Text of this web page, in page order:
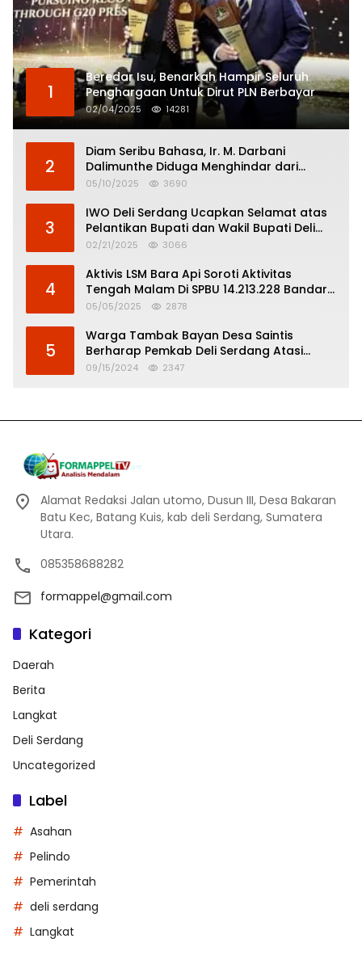
1
Beredar Isu, Benarkah Hampir Seluruh
Penghargaan Untuk Dirut PLN Berbayar
02/04/2025 14281
2
Diam Seribu Bahasa, Ir. M. Darbani
Dalimunthe Diduga Menghindar dari
Pertanggungjawaban Politik
05/10/2025 3690
3
IWO Deli Serdang Ucapkan Selamat atas
Pelantikan Bupati dan Wakil Bupati Deli
Serdang
02/21/2025 3066
4
Aktivis LSM Bara Api Soroti Aktivitas
Tengah Malam Di SPBU 14.213.228 Bandar
Tinggi
05/05/2025 2878
5
Warga Tambak Bayan Desa Saintis
Berharap Pemkab Deli Serdang Atasi
Banjir
09/15/2024 2347
Alamat Redaksi Jalan utomo, Dusun III, Desa Bakaran
Batu Kec, Batang Kuis, kab deli Serdang, Sumatera
Utara.
085358688282
formappel@gmail.com
Kategori
Daerah
Berita
Langkat
Deli Serdang
Uncategorized
Label
Asahan
Pelindo
Pemerintah
deli serdang
Langkat